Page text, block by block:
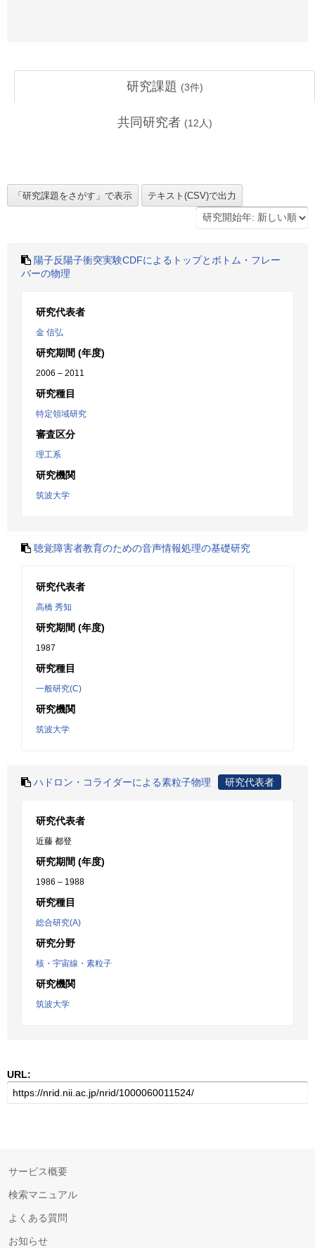
研究課題 (3件)
共同研究者 (12 人)
陽子反陽子衝突実験CDFによるトップとボトム・フレー
バーの物理
研究代表者
金 信弘
研究期間 (年度)
2006 – 2011
研究種目
特定領域研究
審査区分
理工系
研究機関
筑波大学
聴覚障害者教育のための音声情報処理の基礎研究
研究代表者
高橋 秀知
研究期間 (年度)
1987
研究種目
一般研究(C)
研究機関
筑波大学
ハドロン・コライダーによる素粒子物理 研究代表者
研究代表者
近藤 都登
研究期間 (年度)
1986 – 1988
研究種目
総合研究(A)
研究分野
核・宇宙線・素粒子
研究機関
筑波大学
URL:
サービス概要
検索マニュアル
よくある質問
お知らせ